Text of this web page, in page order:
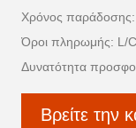
Χρόνος παράδοσης:
Όροι πληρωμής: L/
Δυνατότητα
Βρείτε την